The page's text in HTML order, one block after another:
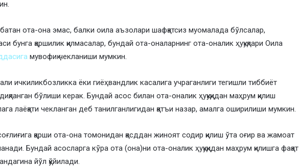
ота-она эмас, балки оила аъзолари шафқатсиз муомалада бўлсалар,
бунга қаршилик қилмасалар, бундай ота-оналарнинг ота-оналик ҳуқуқлари Оила
мувофиқ чекланиши мумкин.
ичкиликбозликка ёки гиёҳвандлик касалига учраганлиги тегишли тиббиёт
бўлиши керак. Бундай асос билан ота-оналик ҳуқуқидан маҳрум қилиш
лаёқати чекланган деб танилганлигидан қатъи назар, амалга оширилиши мумкин.
қарши ота-она томонидан қасддан жиноят содир қилиш ўта оғир ва жамоат
Бундай асосларга кўра ота (она)ни ота-оналик ҳуқуқидан маҳрум қилишга фақат
йўл қўйилади.